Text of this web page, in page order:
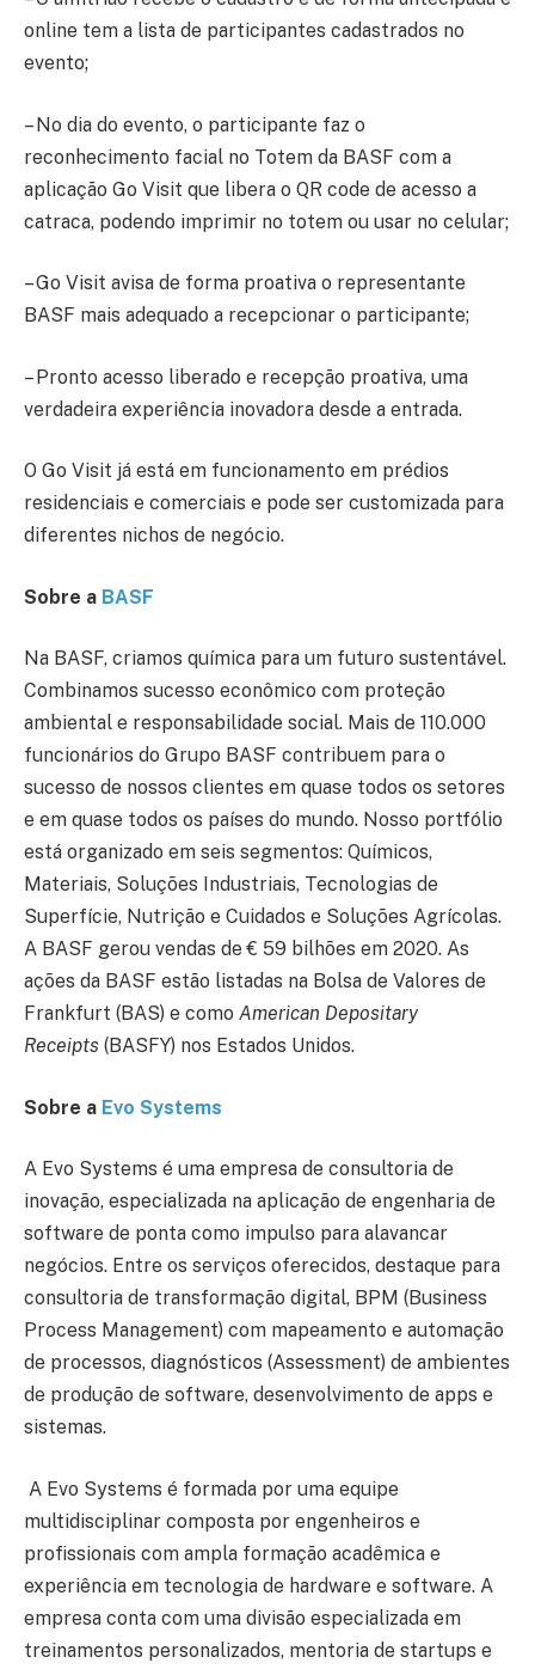
online tem a lista de participantes cadastrados no
evento;
– No dia do evento, o participante faz o
reconhecimento facial no Totem da BASF com a
aplicação Go Visit que libera o QR code de acesso a
catraca, podendo imprimir no totem ou usar no celular;
– Go Visit avisa de forma proativa o representante
BASF mais adequado a recepcionar o participante;
– Pronto acesso liberado e recepção proativa, uma
verdadeira experiência inovadora desde a entrada.
O Go Visit já está em funcionamento em prédios
residenciais e comerciais e pode ser customizada para
diferentes nichos de negócio.
Sobre a BASF
Na BASF, criamos química para um futuro sustentável.
Combinamos sucesso econômico com proteção
ambiental e responsabilidade social. Mais de 110.000
funcionários do Grupo BASF contribuem para o
sucesso de nossos clientes em quase todos os setores
e em quase todos os países do mundo. Nosso portfólio
está organizado em seis segmentos: Químicos,
Materiais, Soluções Industriais, Tecnologias de
Superfície, Nutrição e Cuidados e Soluções Agrícolas.
A BASF gerou vendas de € 59 bilhões em 2020. As
ações da BASF estão listadas na Bolsa de Valores de
Frankfurt (BAS) e como American Depositary
Receipts (BASFY) nos Estados Unidos.
Sobre a Evo Systems
A Evo Systems é uma empresa de consultoria de
inovação, especializada na aplicação de engenharia de
software de ponta como impulso para alavancar
negócios. Entre os serviços oferecidos, destaque para
consultoria de transformação digital, BPM (Business
Process Management) com mapeamento e automação
de processos, diagnósticos (Assessment) de ambientes
de produção de software, desenvolvimento de apps e
sistemas.
A Evo Systems é formada por uma equipe
multidisciplinar composta por engenheiros e
profissionais com ampla formação acadêmica e
experiência em tecnologia de hardware e software. A
empresa conta com uma divisão especializada em
treinamentos personalizados, mentoria de startups e